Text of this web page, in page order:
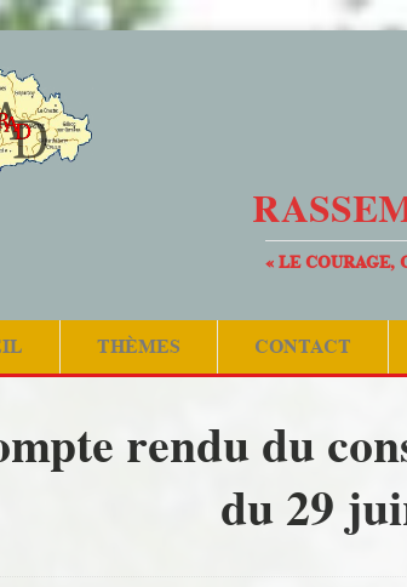
« LE COURAGE,
THÈMES CONTACT
rendu du
du 29